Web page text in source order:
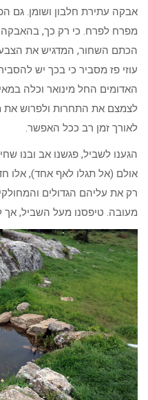
אבקה עתירת חלבון ושומן. גם
מפרח לפרח. כי רק כך, בהאבקה
הכתם השחור, המדגיש את
עוזי פז מסביר כי בכך יש
האדומים החל מינואר וכלה
לצמצם את התחרות ולפרוש
לאורך זמן רב ככל האפשר.
הגענו לשביל, פגשנו אב ובנו
אולם (אל תגלו לאף אחד), אלו
רק את עליהם הגדולים
מעובה. טיפסנו מעל השביל, אך